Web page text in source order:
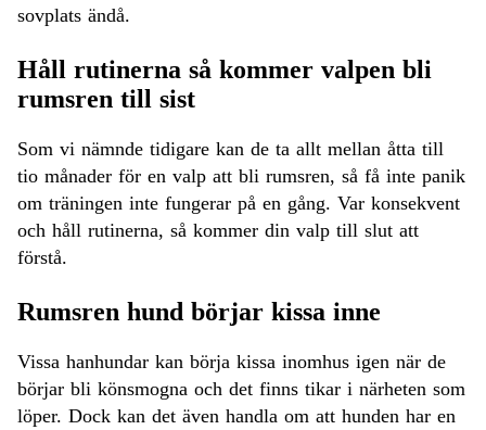
sovplats ändå.
Håll rutinerna så kommer valpen bli
rumsren till sist
Som vi nämnde tidigare kan de ta allt mellan åtta till
tio månader för en valp att bli rumsren, så få inte panik
om träningen inte fungerar på en gång. Var konsekvent
och håll rutinerna, så kommer din valp till slut att
förstå.
Rumsren hund börjar kissa inne
Vissa hanhundar kan börja kissa inomhus igen när de
börjar bli könsmogna och det finns tikar i närheten som
löper. Dock kan det även handla om att hunden har en